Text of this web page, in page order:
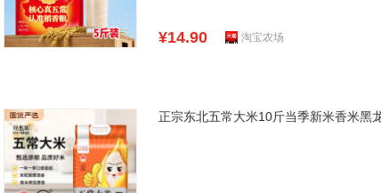
¥14.90 淘宝农场
正宗东北五常大米10斤当季新米香米黑